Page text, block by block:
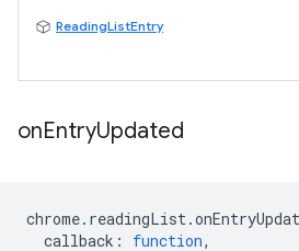
ReadingListEntry
onEntryUpdated
chrome. readingList .
callback : function,